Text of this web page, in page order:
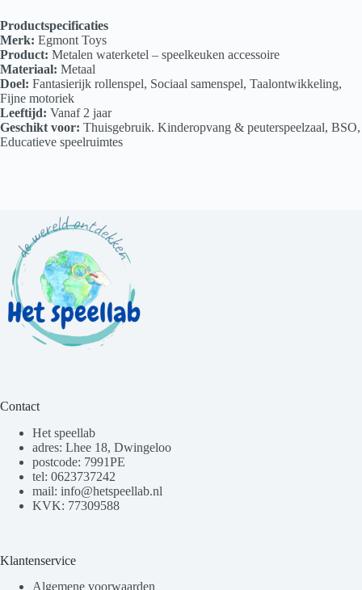
Productspecificaties
Merk: Egmont Toys
Product: Metalen waterketel – speelkeuken accessoire
Materiaal: Metaal
Doel: Fantasierijk rollenspel, Sociaal samenspel, Taalontwikkeling,
Fijne motoriek
Leeftijd: Vanaf 2 jaar
Geschikt voor: Thuisgebruik. Kinderopvang & peuterspeelzaal, BSO,
Educatieve speelruimtes
Contact
Het speellab
adres: Lhee 18, Dwingeloo
postcode: 7991PE
tel: 0623737242
mail: info@hetspeellab.nl
KVK: 77309588
Klantenservice
Algemene voorwaarden